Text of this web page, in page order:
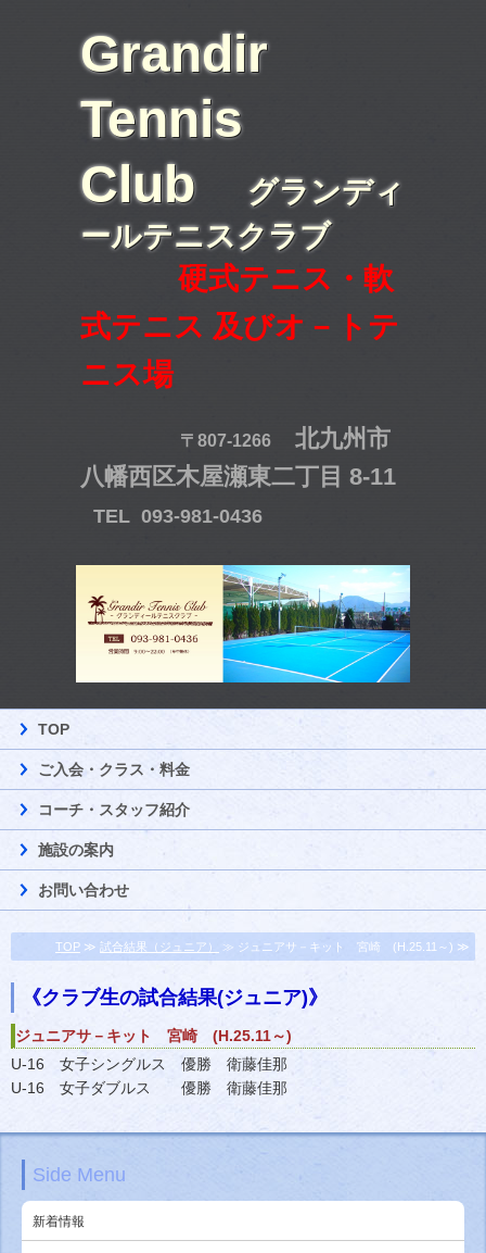
Grandir
Tennis
Club
グランディ
ールテニスクラブ
硬式テニス・軟
式テニス 及びオ－トテ
ニス場
〒807-1266
北九州市
八幡西区木屋瀬東二丁目 8-11
TEL 093-981-0436
TOP
ご入会・クラス・料金
コーチ・スタッフ紹介
施設の案内
お問い合わせ
TOP ≫ 試合結果（ジュニア） ≫ ジュニアサ－キット 宮崎 (H.25.11～) ≫
《クラブ生の試合結果(ジュニア)》
ジュニアサ－キット 宮崎 (H.25.11～)
U-16 女子シングルス 優勝 衛藤佳那
U-16 女子ダブルス 優勝 衛藤佳那
Side Menu
新着情報